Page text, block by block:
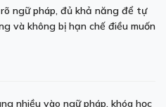
ngữ pháp, đủ khả năng để tự
và không bị hạn chế điều muốn
nhiều vào ngữ pháp, khóa học